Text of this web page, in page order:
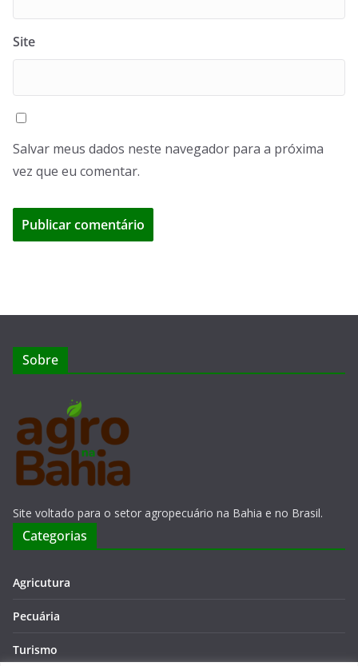
Site
Salvar meus dados neste navegador para a próxima
vez que eu comentar.
Sobre
Site voltado para o setor agropecuário na Bahia e no Brasil.
Categorias
Agricutura
Pecuária
Turismo